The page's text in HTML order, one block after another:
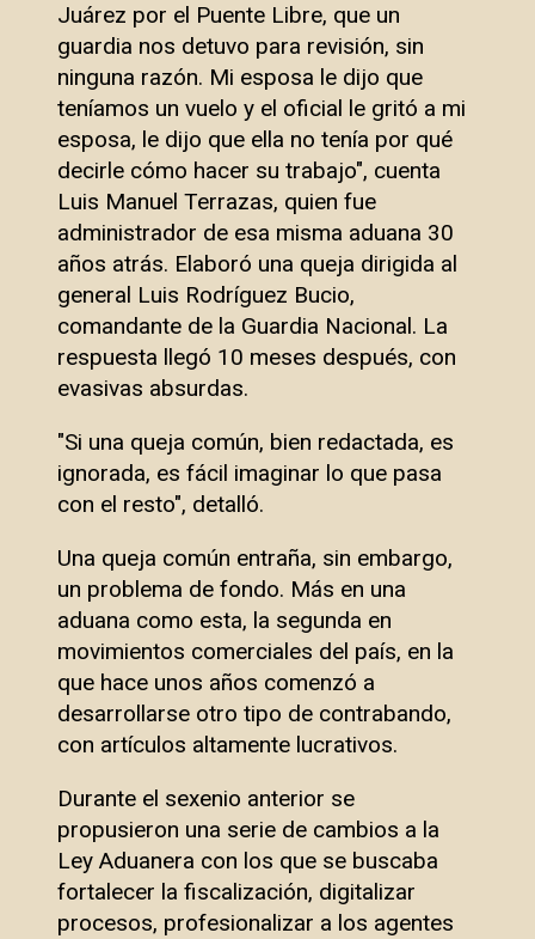
Juárez por el Puente Libre, que un
guardia nos detuvo para revisión, sin
ninguna razón. Mi esposa le dijo que
teníamos un vuelo y el oficial le gritó a mi
esposa, le dijo que ella no tenía por qué
decirle cómo hacer su trabajo", cuenta
Luis Manuel Terrazas, quien fue
administrador de esa misma aduana 30
años atrás. Elaboró una queja dirigida al
general Luis Rodríguez Bucio,
comandante de la Guardia Nacional. La
respuesta llegó 10 meses después, con
evasivas absurdas.
"Si una queja común, bien redactada, es
ignorada, es fácil imaginar lo que pasa
con el resto", detalló.
Una queja común entraña, sin embargo,
un problema de fondo. Más en una
aduana como esta, la segunda en
movimientos comerciales del país, en la
que hace unos años comenzó a
desarrollarse otro tipo de contrabando,
con artículos altamente lucrativos.
Durante el sexenio anterior se
propusieron una serie de cambios a la
Ley Aduanera con los que se buscaba
fortalecer la fiscalización, digitalizar
procesos, profesionalizar a los agentes